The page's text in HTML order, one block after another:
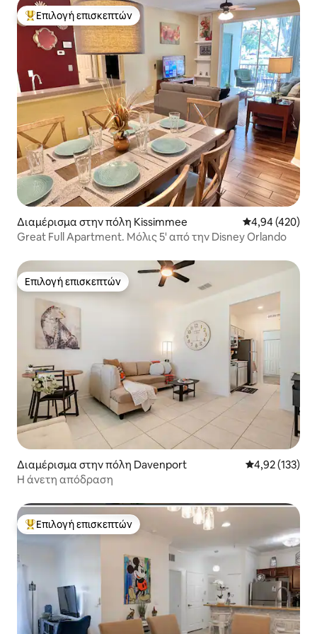
Κορυφαία επιλογή επισκεπτών
Επιλογή επισκεπτών
Διαμέρισμα στην πόλη Kissimmee Μέση
4,94 (420)
Great Full Apartment. Μόλις 5' από την Disney Orlando
Επιλογή επισκεπτών
Επιλογή επισκεπτών
Διαμέρισμα στην πόλη Davenport Μέση
4,92 (133)
Η άνετη απόδραση
Κορυφαία επιλογή επισκεπτών
Επιλογή επισκεπτών